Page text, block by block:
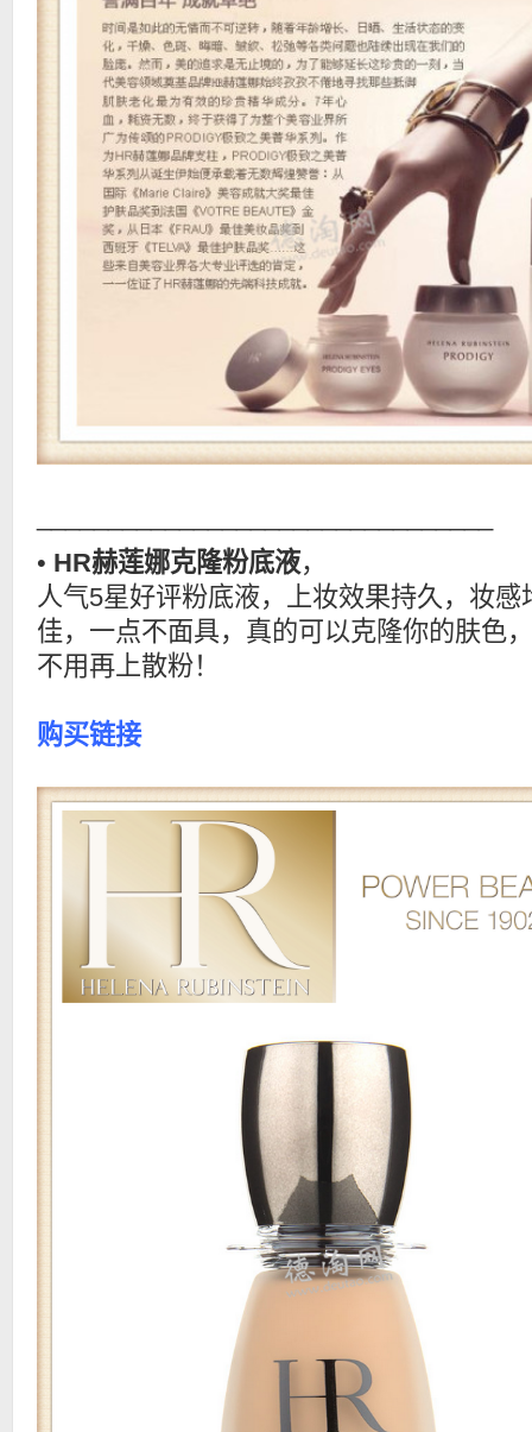
• HR赫莲娜克隆粉底液，
人气5星好评粉底液，上妆效果持久，妆
佳，一点不面具，真的可以克隆你的肤色
不用再上散粉！
购买链接